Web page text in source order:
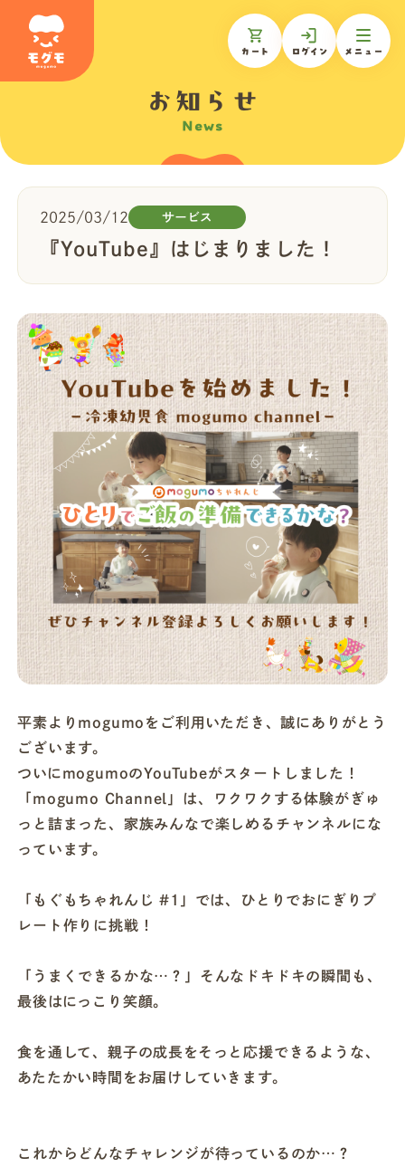
カート ログイン メニュー
ギフトを贈る
お知らせ
お客様の声
店舗一覧
法人・ビジネスの方へ
モグモマガジン
今すぐお得に始める
お知らせ
News
2025/03/12 サービス
『YouTube』はじまりました！
平素よりmogumoをご利用いただき、誠にありがとう
ございます。
ついにmogumoのYouTubeがスタートしました！
「mogumo Channel」は、ワクワクする体験がぎゅ
っと詰まった、家族みんなで楽しめるチャンネルにな
っています。
「もぐもちゃれんじ #1」では、ひとりでおにぎりプ
レート作りに挑戦！
「うまくできるかな…？」そんなドキドキの瞬間も、
最後はにっこり笑顔。
食を通して、親子の成長をそっと応援できるような、
あたたかい時間をお届けしていきます。
これからどんなチャレンジが待っているのか…？